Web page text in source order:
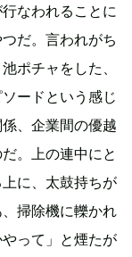
なわれることに
だ。言われがち
ポチャをした、
ードという感じ
、企業間の優越
。上の連中にと
に、太鼓持ちが
掃除機に轢かれ
って」と煙たが